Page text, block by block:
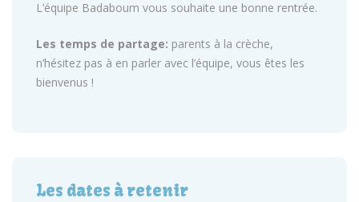
L’équipe Badaboum vous souhaite une bonne rentrée.
Les temps de partage: parents à la crèche,
n’hésitez pas à en parler avec l’équipe, vous êtes les
bienvenus !
Les dates à retenir